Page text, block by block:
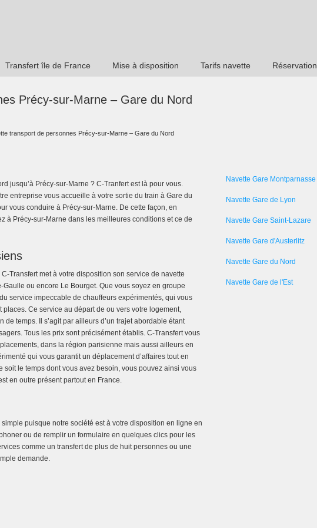
Transfert île de France Mise à disposition Tarifs navette Réservation
Précy-sur-Marne – Gare du Nord
transport de personnes Précy-sur-Marne – Gare du Nord
jusqu’à Précy-sur-Marne ? C-Tranfert est là pour vous.
entreprise vous accueille à votre sortie du train à Gare du
vous conduire à Précy-sur-Marne. De cette façon, en
à Précy-sur-Marne dans les meilleures conditions et ce de
Transfert met à votre disposition son service de navette
ou encore Le Bourget. Que vous soyez en groupe
service impeccable de chauffeurs expérimentés, qui vous
Ce service au départ de ou vers votre logement,
temps. Il s’agit par ailleurs d’un trajet abordable étant
Tous les prix sont précisément établis. C-Transfert vous
dans la région parisienne mais aussi ailleurs en
qui vous garantit un déplacement d’affaires tout en
soit le temps dont vous avez besoin, vous pouvez ainsi vous
en outre présent partout en France.
puisque notre société est à votre disposition en ligne en
ou de remplir un formulaire en quelques clics pour les
comme un transfert de plus de huit personnes ou une
demande.
Navette Gare Montparnasse
Navette Gare de Lyon
Navette Gare Saint-Lazare
Navette Gare d'Austerlitz
Navette Gare du Nord
Navette Gare de l'Est